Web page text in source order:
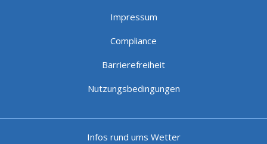
Impressum
Compliance
Barrierefreiheit
Nutzungsbedingungen
Infos rund ums Wetter